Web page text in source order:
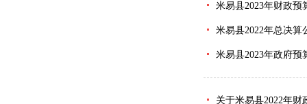
米易县2023年财政预
米易县2022年总决算
米易县2023年政府预
关于米易县2022年